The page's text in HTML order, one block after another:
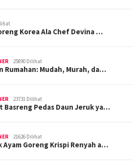
Korea Ala Chef Devina …
25890 Dilihat
Rumahan: Mudah, Murah, da…
23731 Dilihat
Basreng Pedas Daun Jeruk ya…
21626 Dilihat
Ayam Goreng Krispi Renyah a…